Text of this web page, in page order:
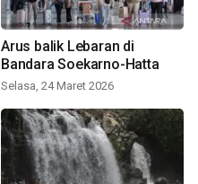
Arus balik Lebaran di
Bandara Soekarno-Hatta
Selasa, 24 Maret 2026